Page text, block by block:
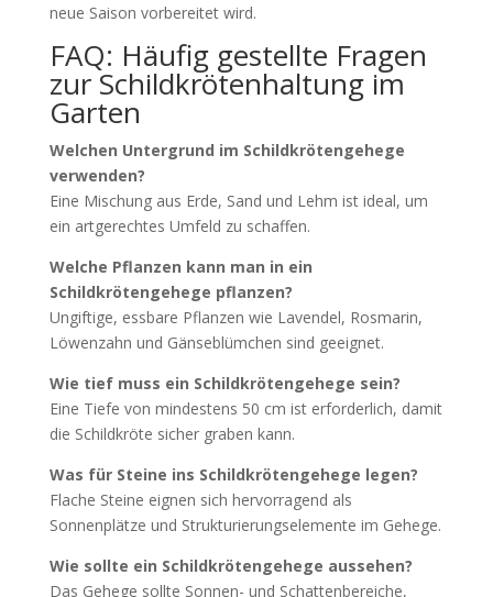
neue Saison vorbereitet wird.
FAQ: Häufig gestellte Fragen
zur Schildkrötenhaltung im
Garten
Welchen Untergrund im Schildkrötengehege
verwenden?
Eine Mischung aus Erde, Sand und Lehm ist ideal, um
ein artgerechtes Umfeld zu schaffen.
Welche Pflanzen kann man in ein
Schildkrötengehege pflanzen?
Ungiftige, essbare Pflanzen wie Lavendel, Rosmarin,
Löwenzahn und Gänseblümchen sind geeignet.
Wie tief muss ein Schildkrötengehege sein?
Eine Tiefe von mindestens 50 cm ist erforderlich, damit
die Schildkröte sicher graben kann.
Was für Steine ins Schildkrötengehege legen?
Flache Steine eignen sich hervorragend als
Sonnenplätze und Strukturierungselemente im Gehege.
Wie sollte ein Schildkrötengehege aussehen?
Das Gehege sollte Sonnen- und Schattenbereiche,